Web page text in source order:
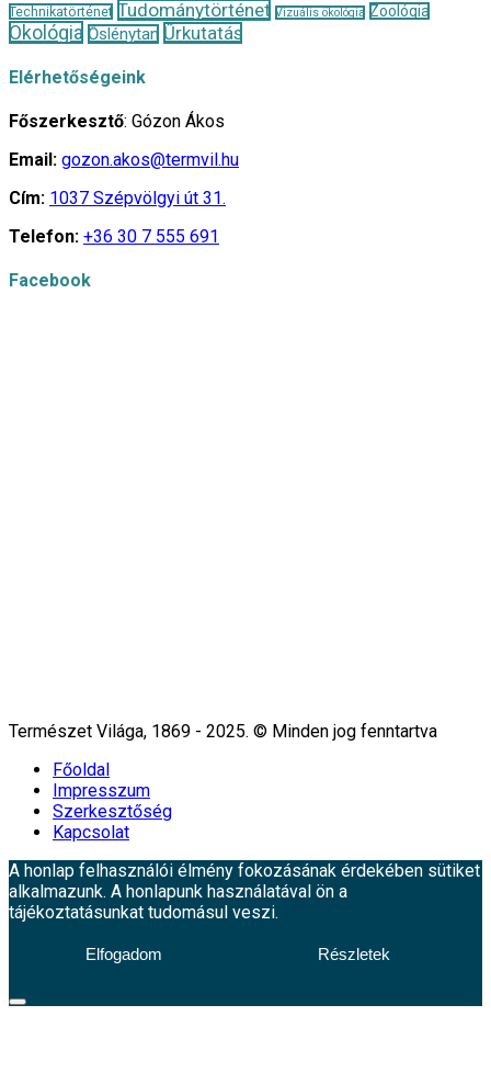
Technikatörténet Tudománytörténet Vizuális ökológia Zoológia
Ökológia Őslénytan Űrkutatás
Elérhetőségeink
Főszerkesztő: Gózon Ákos
Email: gozon.akos@termvil.hu
Cím: 1037 Szépvölgyi út 31.
Telefon: +36 30 7 555 691
Facebook
Természet Világa, 1869 - 2025. © Minden jog fenntartva
Főoldal
Impresszum
Szerkesztőség
Kapcsolat
A honlap felhasználói élmény fokozásának érdekében sütiket
alkalmazunk. A honlapunk használatával ön a
tájékoztatásunkat tudomásul veszi.
Elfogadom Részletek